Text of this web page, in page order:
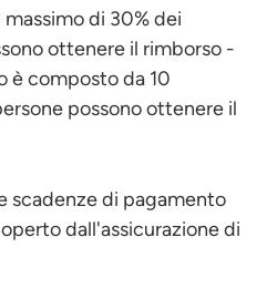
di 30% dei
ottenere il rimborso -
è composto da 10
possono ottenere il
scadenze di pagamento
dall'assicurazione di